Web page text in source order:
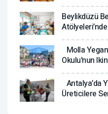
Beylikdüzü
Molla
Okulu'nun
Antalya’da
Üreticilere